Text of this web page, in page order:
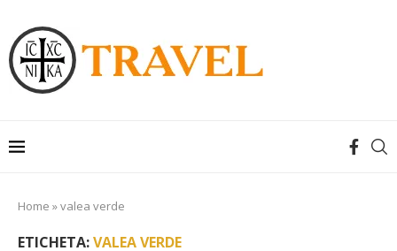
Home »valea verde
ETICHETA:VALEA VERDE